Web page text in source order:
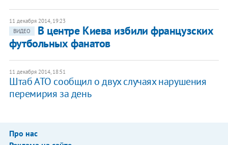
11 декабря 2014, 19:23
ВИДЕО
В центре Киева избили французских
футбольных фанатов
11 декабря 2014, 18:51
Штаб АТО сообщил о двух случаях нарушения
перемирия за день
Про нас